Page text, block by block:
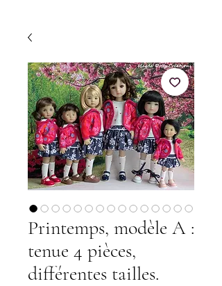
Printemps, modèle A :
tenue 4 pièces,
différentes tailles.